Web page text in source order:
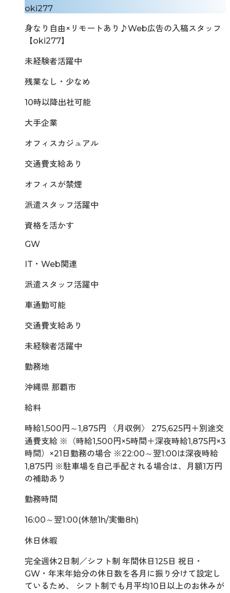
oki277
身なり自由×リモートあり♪Web広告の入稿スタッフ
【oki277】
未経験者活躍中
残業なし・少なめ
10時以降出社可能
大手企業
オフィスカジュアル
交通費支給あり
オフィスが禁煙
派遣スタッフ活躍中
資格を活かす
GW
IT・Web関連
派遣スタッフ活躍中
車通勤可能
交通費支給あり
未経験者活躍中
勤務地
沖縄県 那覇市
給料
時給1,500円～1,875円 〈月収例〉 275,625円＋別途交
通費支給 ※（時給1,500円×5時間＋深夜時給1,875円×3
時間）×21日勤務の場合 ※22:00～翌1:00は深夜時給
1,875円 ※駐車場を自己手配される場合は、月額1万円
の補助あり
勤務時間
16:00～翌1:00(休憩1h/実働8h)
休日休暇
完全週休2日制／シフト制 年間休日125日 祝日・
GW・年末年始分の休日数を各月に振り分けて設定し
ているため、 シフト制でも月平均10日以上のお休みが